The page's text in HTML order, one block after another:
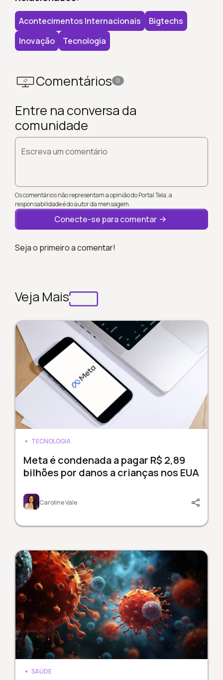
Acontecimentos Internacionais
Bigtechs
Inovação
Tecnologia
Comentários 0
Entre na conversa da
comunidade
Escreva um comentário
Os comentários não representam a opinião do Portal Tela; a
responsabilidade é do autor da mensagem.
Conecte-se para comentar
Seja o primeiro a comentar!
Veja Mais
TECNOLOGIA
Meta é condenada a pagar R$ 2,89
bilhões por danos a crianças nos EUA
Caroline Vale
SAÚDE